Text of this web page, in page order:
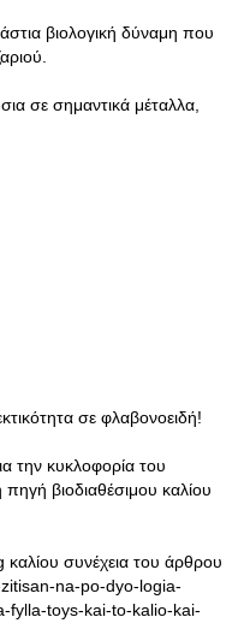
βιολογική δύναμη που
σε σημαντικά μέταλλα,
σε φλαβονοειδή!
την κυκλοφορία του
βιοδιαθέσιμου καλίου
καλίου συνέχεια του άρθρου
na-po-dyo-logia-
fylla-toys-kai-to-kalio-kai-